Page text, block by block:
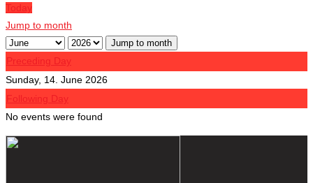
Today
Jump to month
Jump to month
Preceding Day
Sunday, 14. June 2026
Following Day
No events were found